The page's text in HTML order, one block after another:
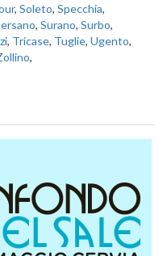
, Soleto, Specchia,
, Surano, Surbo,
, Tricase, Tuglie, Ugento,
,